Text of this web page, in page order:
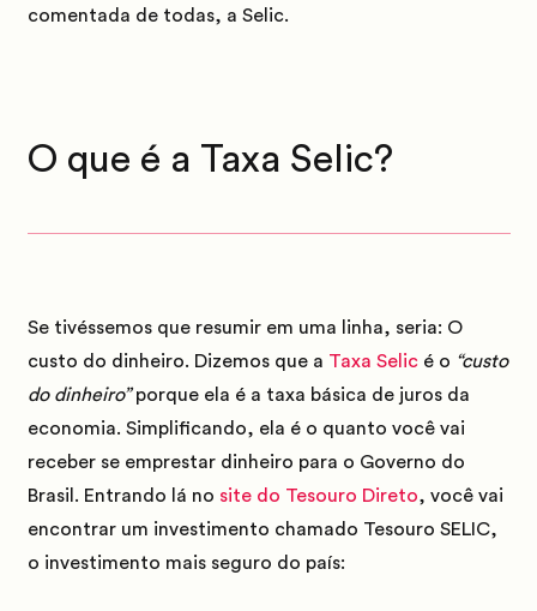
comentada de todas, a Selic.
O que é a Taxa Selic?
Se tivéssemos que resumir em uma linha, seria: O
custo do dinheiro. Dizemos que a Taxa Selicé o “custo
do dinheiro”porque ela é a taxa básica de jurosda
economia. Simplificando, ela é o quanto você vai
receber se emprestar dinheiro para o Governo do
Brasil. Entrando lá no site do Tesouro Direto, você vai
encontrar um investimento chamado Tesouro SELIC,
o investimento mais seguro do país: